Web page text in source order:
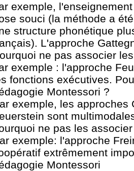
exemple,
souci (la méthode a
structure phonétique
L'approche
ne pas associer
exemple : l'approche
fonctions exécutives.
Montessori ?
exemple, les approches
sont
ne pas les
exemple: l'approche
extrêmement
Montessori